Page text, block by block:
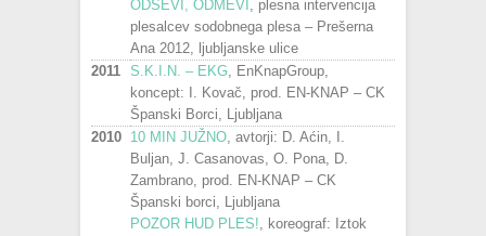
ODSEVI, ODMEVI , plesna intervencija
plesalcev sodobnega plesa – Prešerna
Ana 2012, ljubljanske ulice
2011 S.K.I.N. – EKG, EnKnapGroup,
koncept: I. Kovač, prod. EN-KNAP – CK
Španski Borci, Ljubljana
2010 10 MIN JUŽNO, avtorji: D. Aćin, I.
Buljan, J. Casanovas, O. Pona, D.
Zambrano, prod. EN-KNAP – CK
Španski borci, Ljubljana
POZOR HUD PLES!, koreograf: Iztok